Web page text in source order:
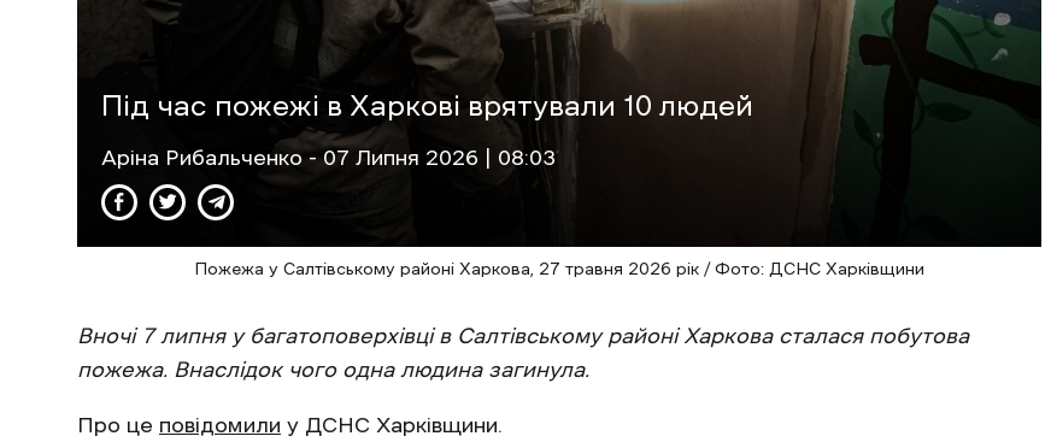
Під час пожежі в Харкові врятували 10 людей
Аріна Рибальченко - 07 Липня 2026 | 08:03
Пожежа у Салтівському районі Харкова, 27 травня 2026 рік / Фото: ДСНС Харківщини
Вночі 7 липня у багатоповерхівці в Салтівському районі Харкова сталася побутова
пожежа. Внаслідок чого одна людина загинула.
Про це повідомили у ДСНС Харківщини.